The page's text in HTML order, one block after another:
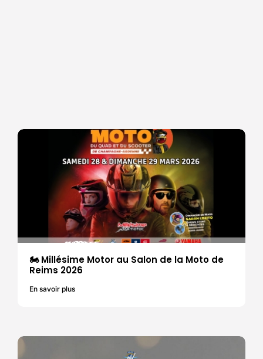
🏍 Millésime Motor au Salon de la Moto de
Reims 2026
En savoir plus